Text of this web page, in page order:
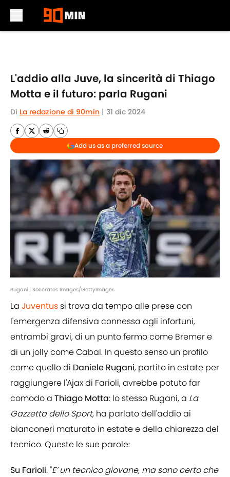
L'addio alla Juve, la sincerità di Thiago
Motta e il futuro: parla Rugani
Di La redazione di 90min | 31 dic 2024
Add us as a preferred source
Rugani | Soccrates Images/GettyImages
La Juventus si trova da tempo alle prese con
l'emergenza difensiva connessa agli infortuni,
entrambi gravi, di un punto fermo come Bremer e
di un jolly come Cabal. In questo senso un profilo
come quello di Daniele Rugani, partito in estate per
raggiungere l'Ajax di Farioli, avrebbe potuto far
comodo a Thiago Motta: lo stesso Rugani, a La
Gazzetta dello Sport, ha parlato dell'addio ai
bianconeri maturato in estate e della chiarezza del
tecnico. Queste le sue parole:
Su Farioli: "E’ un tecnico giovane, ma sono certo che